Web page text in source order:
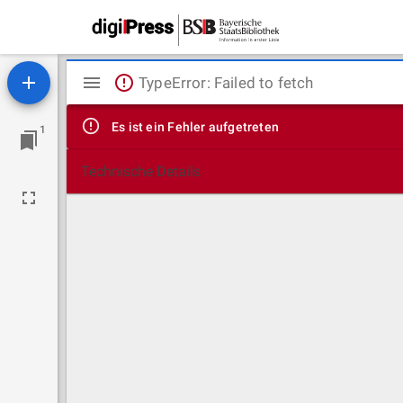
1
Mirador
Viewer
TypeError: Failed to fetch
Es ist ein Fehler aufgetreten
Technische Details